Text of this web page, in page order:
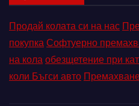
Продай колата си на нас
покупкаСофтуерно
на колаобезщетение при
коли Бъгси авто